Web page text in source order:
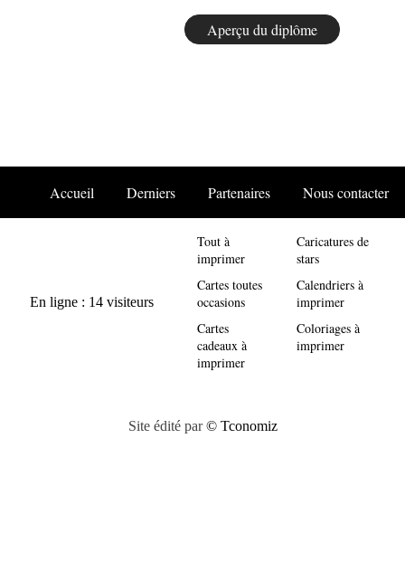
Accueil Derniers Partenaires Nous contacter
Tout à
imprimer
Cartes toutes
occasions
Cartes
cadeaux à
imprimer
Caricatures de
stars
Calendriers à
imprimer
Coloriages à
imprimer
Site édité par© Tconomiz